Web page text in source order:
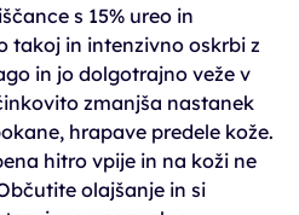
s 15% ureo in
takoj in intenzivno oskrbi z
in jo dolgotrajno veže v
zmanjša nastanek
hrapave predele kože.
hitro vpije in na koži ne
olajšanje in si